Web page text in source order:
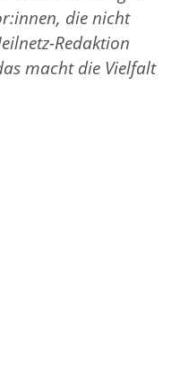
die nicht
Redaktion
macht die Vielfalt